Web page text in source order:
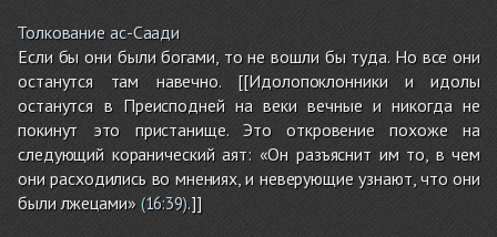
Толкование ас-Саади
Если бы они были богами, то не вошли бы туда. Но все они
останутся там навечно. [[Идолопоклонники и идолы
останутся в Преисподней на веки вечные и никогда не
покинут это пристанище. Это откровение похоже на
следующий коранический аят: «Он разъяснит им то, в чем
они расходились во мнениях, и неверующие узнают, что они
были лжецами»(16:39).]]